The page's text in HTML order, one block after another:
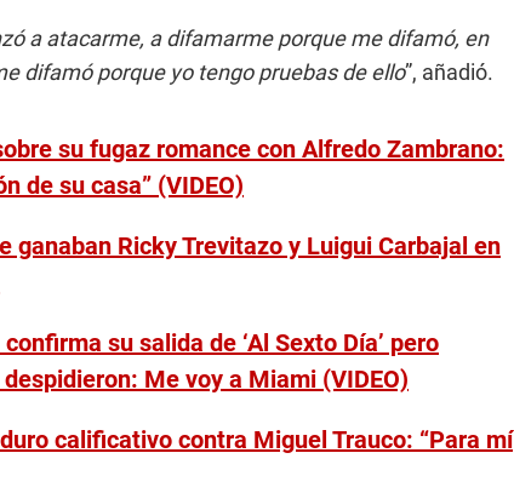
a atacarme, a difamarme porque me difamó, en
difamó porque yo tengo pruebas de ello”, añadió.
su fugaz romance con Alfredo Zambrano:
de su casa” (VIDEO)
ganaban Ricky Trevitazo y Luigui Carbajal en
su salida de ‘Al Sexto Día’ pero
Me voy a Miami (VIDEO)
calificativo contra Miguel Trauco: “Para mí